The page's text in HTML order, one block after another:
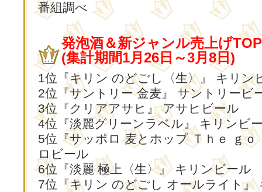
番組調べ
発泡酒＆新ジャンル売上げ
(集計期間1月26日～3月8日)
1位『キリン のどごし〈生〉』 キリン
2位『サントリー 金麦』 サントリービ
3位『クリアアサヒ』 アサヒビール
4位『淡麗グリーンラベル』 キリンビ
5位『サッポロ 麦とホップ Ｔｈｅ ｇｏ
ロビール
6位『淡麗 極上〈生〉』 キリンビール
7位『キリン のどごし オールライト』